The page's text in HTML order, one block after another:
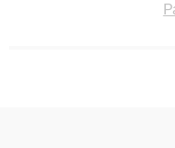
до 3 лет. Наши мастера